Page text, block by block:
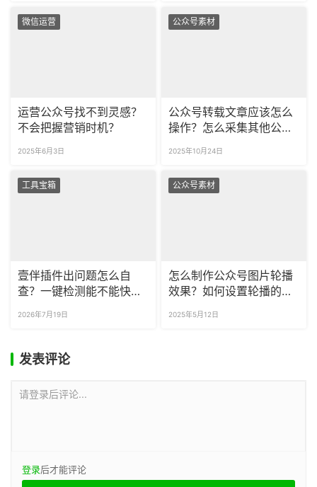
微信运营
运营公众号找不到灵感？
不会把握营销时机？
2025年6月3日
公众号素材
公众号转载文章应该怎么
操作？怎么采集其他公众
号？
2025年10月24日
工具宝箱
壹伴插件出问题怎么自
查？一键检测能不能快速
2026年7月19日
公众号素材
怎么制作公众号图片轮播
效果？如何设置轮播的动
2025年5月12日
发表评论
请登录后评论...
登录后才能评论